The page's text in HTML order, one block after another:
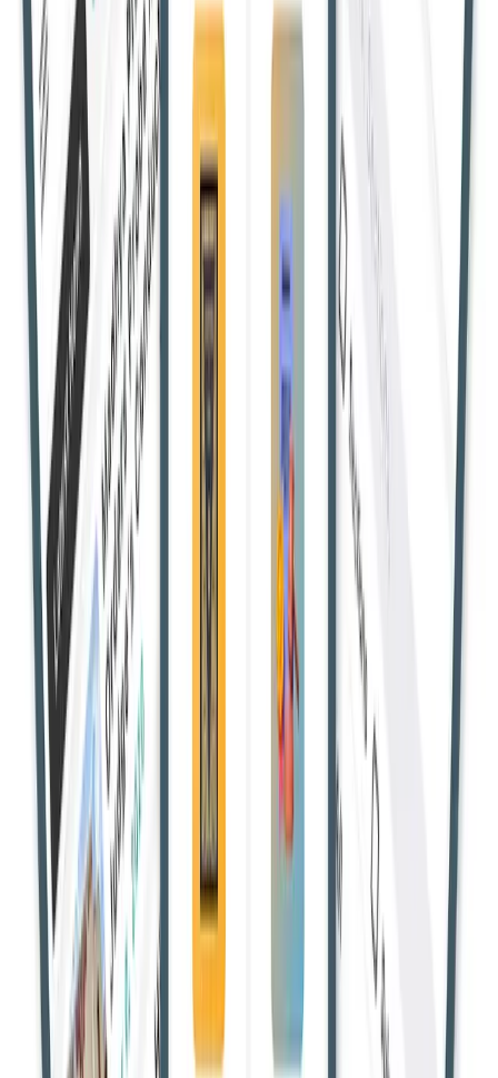
राजस्थान में ओरन पहचान के लिए विशेषज्ञ समिति के गठन में देरी पर
सुप्रीम कोर्ट ने MoEFCC सचिव को तलब किया। कोर्ट ने अवमानना
कार्यवाही की चेतावनी दी।
Shivam Y.
26 Apr 2025, 12:02:54 IST